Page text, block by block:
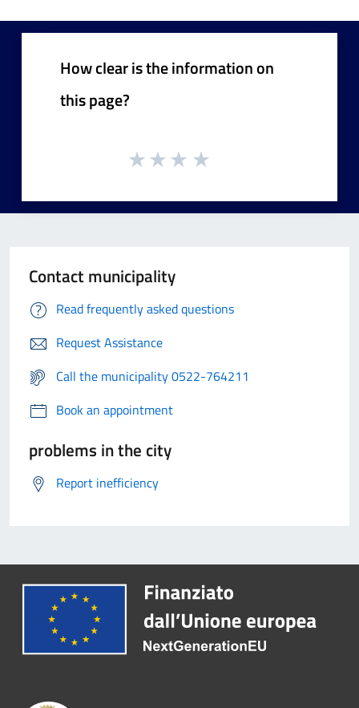
How clear is the information on
this page?
Contact municipality
Read frequently asked questions
Request Assistance
Call the municipality 0522-764211
Book an appointment
problems in the city
Report inefficiency